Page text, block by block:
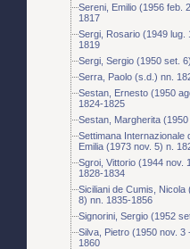
Sereni, Emilio (1956 feb.
1817
Sergi, Rosario (1949 lug.
1819
Sergi, Sergio (1950 set.
Serra, Paolo (s.d.) nn.
Sestan, Ernesto (1950
1824-1825
Sestan, Margherita
Settimana Internazionale
Emilia (1973 nov. 5) n.
Sgroi, Vittorio (1944 nov.
1828-1834
Siciliani de Cumis, Nicola
8) nn. 1835-1856
Signorini, Sergio (1952
Silva, Pietro (1950 nov.
1860